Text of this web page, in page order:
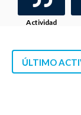
Actividad
ÚLTIMO